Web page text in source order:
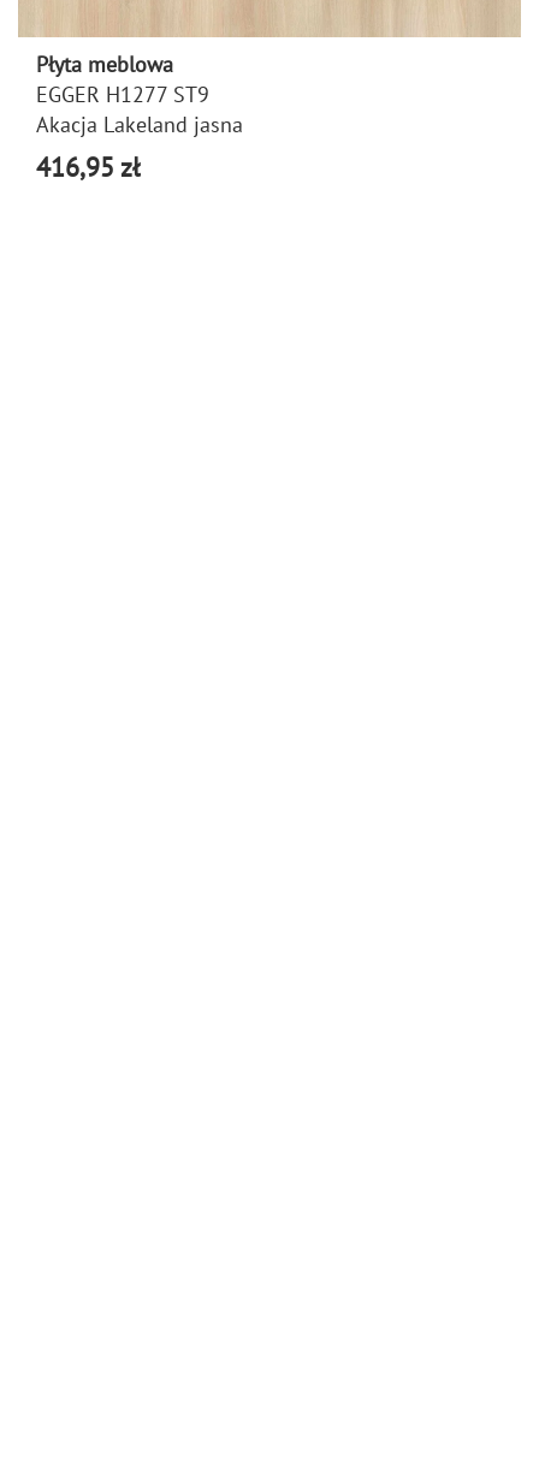
Płyta meblowa
EGGER H1277 ST9
Akacja Lakeland jasna
416,95 zł